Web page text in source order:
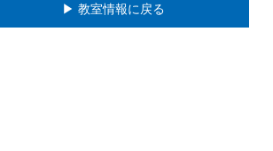
▶︎ 教室情報に戻る